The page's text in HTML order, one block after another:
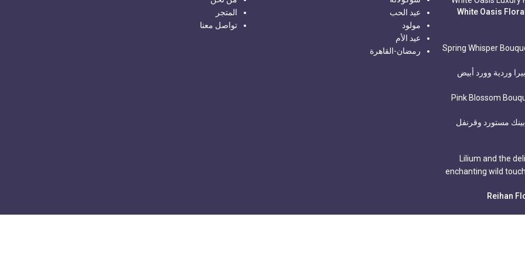
بوكس الواحة البيضاء – White Oasis Floral
وردية وورد أبيض
مستورد وقرنفل
عيد الحب
مولود
عيد الأم
رمضان-القاهرة
المتجر
تواصل معنا